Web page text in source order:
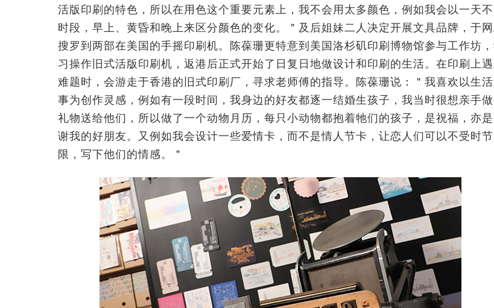
活版印刷的特色，所以在用色这个重要元素上，我不会用太多颜色，例如我会以一天不
时段，早上、黄昏和晚上来区分颜色的变化。＂及后姐妹二人决定开展文具品牌，于
搜罗到两部在美国的手摇印刷机。陈葆珊更特意到美国洛杉矶印刷博物馆参与工作坊
习操作旧式活版印刷机，返港后正式开始了日复日地做设计和印刷的生活。在印刷上
难题时，会游走于香港的旧式印刷厂，寻求老师傅的指导。陈葆珊说：＂我喜欢以生
事为创作灵感，例如有一段时间，我身边的好友都逐一结婚生孩子，我当时很想亲手
礼物送给他们，所以做了一个动物月历，每只小动物都抱着牠们的孩子，是祝福，亦
谢我的好朋友。又例如我会设计一些爱情卡，而不是情人节卡，让恋人们可以不受时
限，写下他们的情感。＂